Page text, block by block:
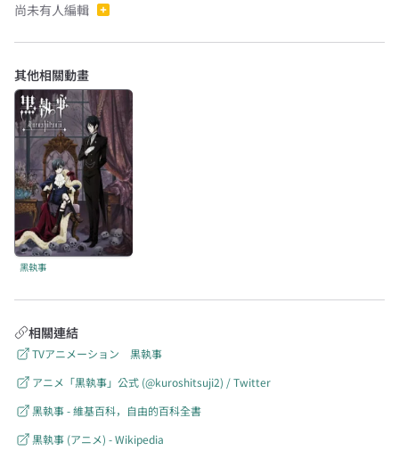
尚未有人編輯
其他相關動畫
黑執事
相關連結
TVアニメーション 黒執事
アニメ「黒執事」公式 (@kuroshitsuji2) / Twitter
黑執事 - 維基百科，自由的百科全書
黒執事 (アニメ) - Wikipedia